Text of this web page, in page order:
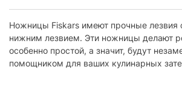
Ножницы Fiskars имеют прочные лезвия
нижним лезвием. Эти ножницы делают
особенно простой, а значит, будут
помощником для ваших кулинарных